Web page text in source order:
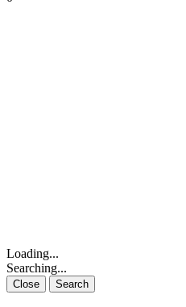
Loading...
Searching...
Close Search